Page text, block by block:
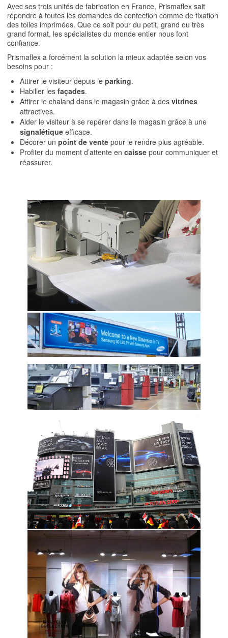
Avec ses trois unités de fabrication en France, Prismaflex sait
répondre à toutes les demandes de confection comme de fixation
des toiles imprimées. Que ce soit pour du petit, grand ou très
grand format, les spécialistes du monde entier nous font
confiance.
Prismaflex a forcément la solution la mieux adaptée selon vos
besoins pour :
Attirer le visiteur depuis le parking.
Habiller les façades.
Attirer le chaland dans le magasin grâce à des vitrines
attractives.
Aider le visiteur à se repérer dans le magasin grâce à une
signalétique efficace.
Décorer un point de vente pour le rendre plus agréable.
Profiter du moment d’attente en caisse pour communiquer et
réassurer.